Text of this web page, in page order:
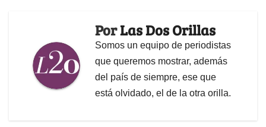
PorLas Dos Orillas
Somos un equipo de periodistas
que queremos mostrar, además
del país de siempre, ese que
está olvidado, el de la otra orilla.